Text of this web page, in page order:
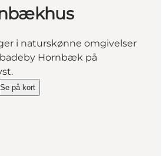
i naturskønne omgivelser
Hornbæk på
Se på kort
Hotel Hornbækhus on_map